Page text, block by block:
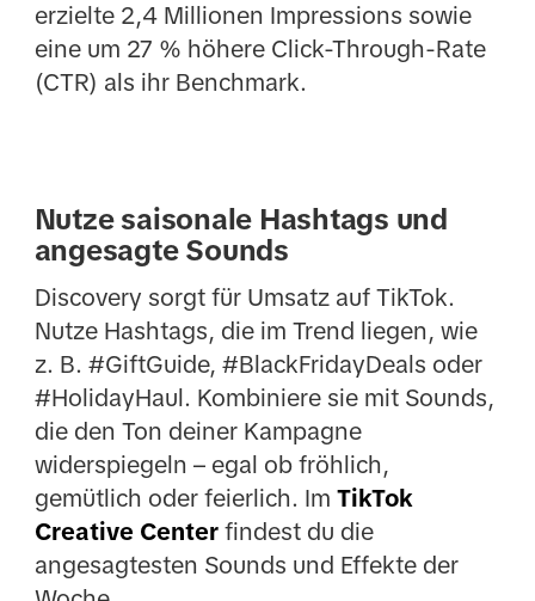
erzielte 2,4 Millionen Impressions sowie
eine um 27 % höhere Click-Through-Rate
(CTR) als ihr Benchmark.
Nutze saisonale Hashtags und
angesagte Sounds
Discovery sorgt für Umsatz auf TikTok.
Nutze Hashtags, die im Trend liegen, wie
z. B. #GiftGuide, #BlackFridayDeals oder
#HolidayHaul. Kombiniere sie mit Sounds,
die den Ton deiner Kampagne
widerspiegeln – egal ob fröhlich,
gemütlich oder feierlich. Im TikTok
Creative Centerfindest du die
angesagtesten Sounds und Effekte der